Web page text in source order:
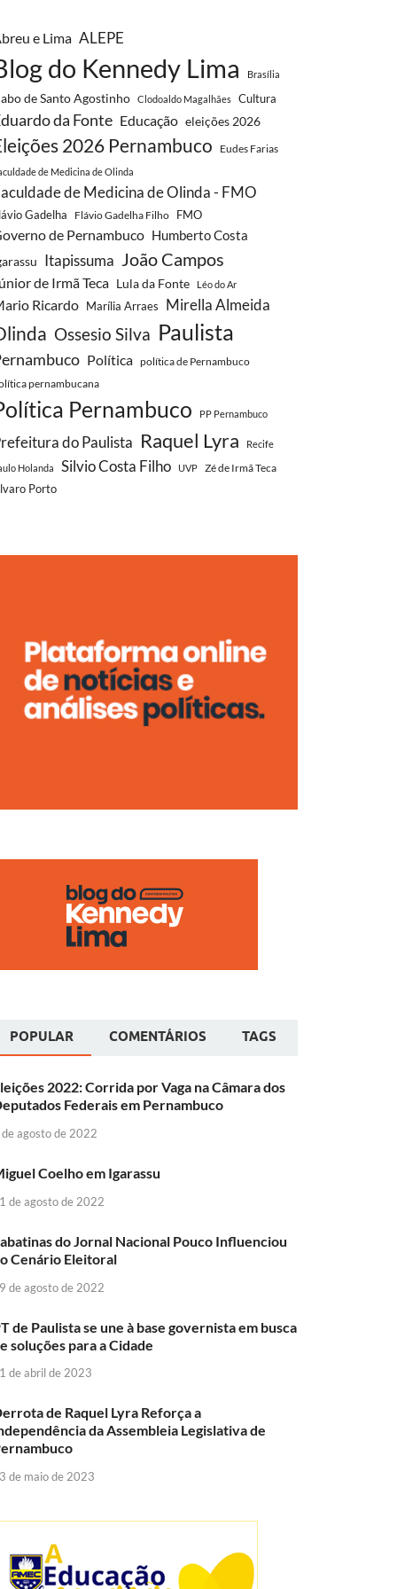
e Lima ALEPE
do Kennedy Lima Brasília
de Santo Agostinho Clodoaldo Magalhães Cultura
da Fonte Educação eleições 2026
2026 Pernambuco Eudes Farias
de Medicina de Olinda
de Medicina de Olinda - FMO
Gadelha Flávio Gadelha Filho FMO
de Pernambuco Humberto Costa
Itapissuma João Campos
de Irmã Teca Lula da Fonte Léo do Ar
Ricardo Marília Arraes Mirella Almeida
Ossesio Silva Paulista
Política política de Pernambuco
pernambucana
Pernambuco PP Pernambuco
do Paulista Raquel Lyra Recife
Holanda Silvio Costa Filho UVP
Zé de Irmã Teca
Porto
POPULAR COMENTÁRIOS TAGS
2022: Corrida por Vaga na Câmara dos
Federais em Pernambuco
agosto de 2022
Coelho em Igarassu
de agosto de 2022
do Jornal Nacional Pouco Influenciou
Cenário Eleitoral
de agosto de 2022
de Paulista se une à base governista em busca
soluções para a Cidade
de abril de 2023
de Raquel Lyra Reforça a
da Assembleia Legislativa de
de maio de 2023